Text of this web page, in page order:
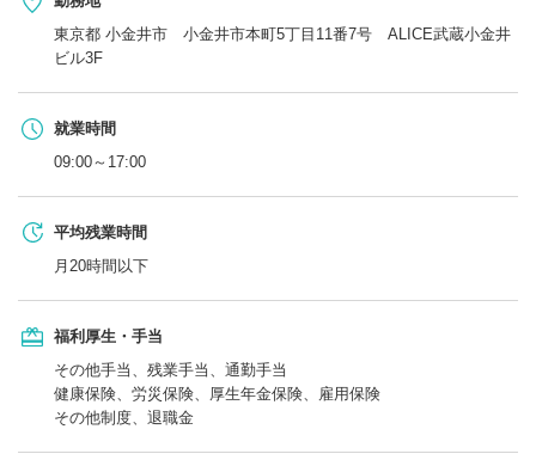
東京都 小金井市 小金井市本町5丁目11番7号 ALICE武蔵小金井
ビル3F
就業時間
09:00～17:00
平均残業時間
月20時間以下
福利厚生・手当
その他手当、残業手当、通勤手当
健康保険、労災保険、厚生年金保険、雇用保険
その他制度、退職金